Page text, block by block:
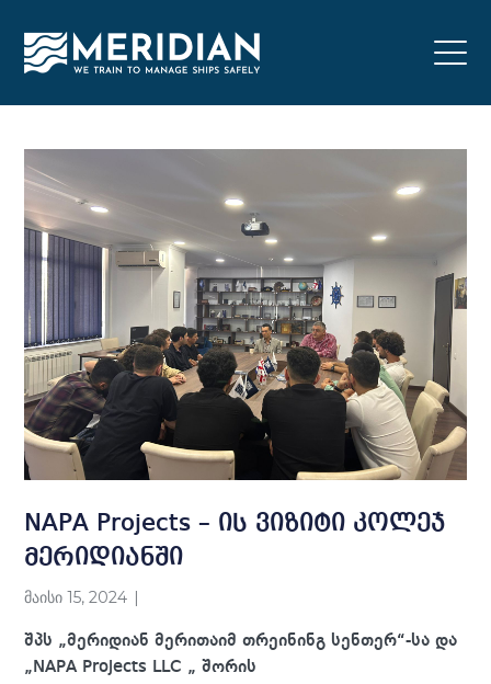
NAPA Projects – ის ვიზიტი კოლეჯ
მერიდიანში
მაისი 15, 2024
შპს „მერიდიან მერითაიმ თრეინინგ სენთერ“-სა და
„NAPA Projects LLC „ შორის